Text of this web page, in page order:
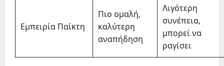
Εμπειρία Παίκτη
Πιο ομαλή,
καλύτερη
αναπήδηση
Λιγότερη
συνέπεια,
μπορεί να
ραγίσει